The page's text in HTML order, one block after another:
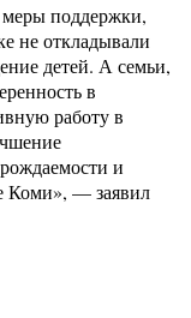
поддержки,
не откладывали
детей. А семьи,
в
работу в
и
Коми», — заявил